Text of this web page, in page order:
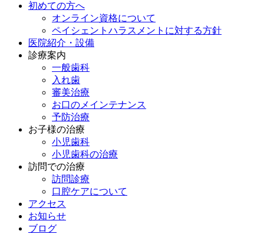
初めての方へ
オンライン資格について
ペイシェントハラスメントに対する方針
医院紹介・設備
診療案内
一般歯科
入れ歯
審美治療
お口のメインテナンス
予防治療
お子様の治療
小児歯科
小児歯科の治療
訪問での治療
訪問診療
口腔ケアについて
アクセス
お知らせ
ブログ